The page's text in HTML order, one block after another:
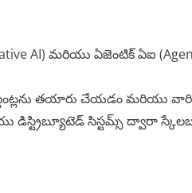
AI) మరియు ఏజెంటిక్ ఏఐ
తయారు చేయడం మరియు
డిస్ట్రిబ్యూటెడ్ సిస్టమ్స్ ద్వారా